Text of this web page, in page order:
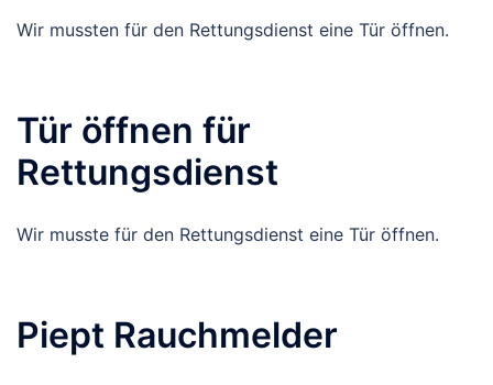
Wir mussten für den Rettungsdienst eine Tür öffnen.
Tür öffnen für
Rettungsdienst
Wir musste für den Rettungsdienst eine Tür öffnen.
Piept Rauchmelder